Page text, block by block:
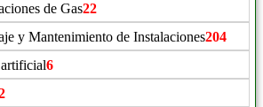
de Gas22
y Mantenimiento de Instalaciones204
6